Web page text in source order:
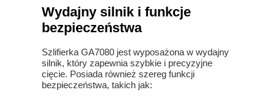
Wydajny silnik i funkcje
bezpieczeństwa
Szlifierka GA7080 jest wyposażona w wydajny
silnik, który zapewnia szybkie i precyzyjne
cięcie. Posiada również szereg funkcji
bezpieczeństwa, takich jak: